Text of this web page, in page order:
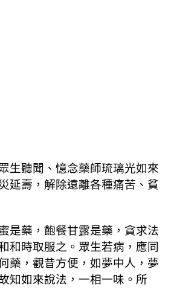
生聽聞、憶念藥師琉璃光如來
延壽，解除遠離各種痛苦、貧
是藥，飽餐甘露是藥，貪求法
和時取服之。眾生若病，應同
藥，觀昔方便，如夢中人，夢
知如來說法，一相一味。所